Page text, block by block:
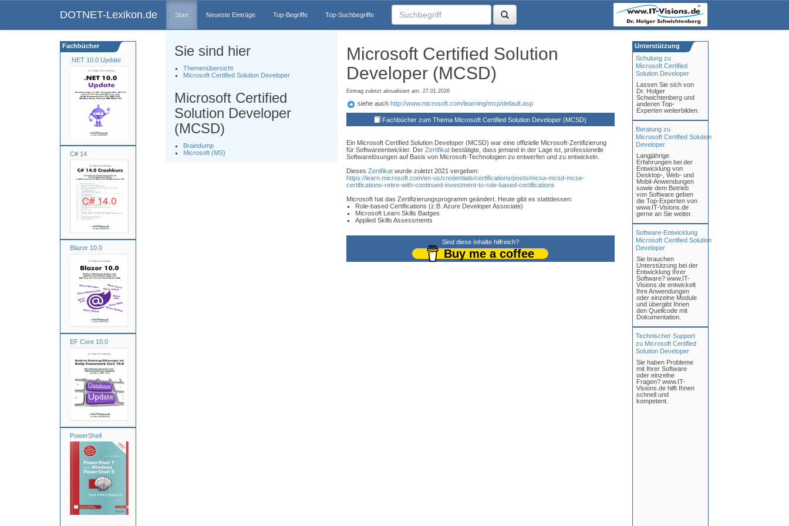
DOTNET-Lexikon.de Start Neueste Einträge Top-Begriffe Top-Suchbegriffe
.NET 10.0 Update
C# 14
Blazor 10.0
EF Core 10.0
PowerShell
Fachbücher Sie sind hier
Themenübersicht
Microsoft Certified Solution Developer
Microsoft Certified
Solution Developer
(MCSD)
Braindump
Microsoft (MS)
Microsoft Certified Solution
Developer (MCSD)
Eintrag zuletzt aktualisiert am: 27.01.2026
siehe auch http://www.microsoft.com/learning/mcp/default.asp
Fachbücher zum Thema Microsoft Certified Solution Developer (MCSD)
Ein Microsoft Certified Solution Developer (MCSD) war eine offizielle Microsoft-Zertifizierung
für Softwareentwickler. Der Zertifikatbestätigte, dass jemand in der Lage ist, professionelle
Softwarelösungen auf Basis von Microsoft-Technologien zu entwerfen und zu entwickeln.
Dieses Zertifikatwurde zuletzt 2021 vergeben:
https://learn.microsoft.com/en-us/credentials/certifications/posts/mcsa-mcsd-mcse-
certifications-retire-with-continued-investment-to-role-based-certifications
Microsoft hat das Zertifizierungsprogramm geändert. Heute gibt es stattdessen:
Role-based Certifications (z.B. Azure Developer Associate)
Microsoft Learn Skills Badges
Applied Skills Assessments
Sind diese Inhalte hilfreich?
Buy me a coffee
Schulung zu
Microsoft Certified
Solution Developer
Lassen Sie sich von
Dr. Holger
Schwichtenberg und
anderen Top-
Experten weiterbilden.
Beratung zu
Microsoft Certified Solution
Developer
Langjährige
Erfahrungen bei der
Entwicklung von
Desktop-, Web- und
Mobil-Anwendungen
sowie dem Betrieb
von Software geben
die Top-Experten von
www.IT-Visions.de
gerne an Sie weiter.
Software-Entwicklung
Microsoft Certified Solution
Developer
Sie brauchen
Unterstützung bei der
Entwicklung Ihrer
Software? www.IT-
Visions.de entwickelt
Ihre Anwendungen
oder einzelne Module
und übergibt Ihnen
den Quellcode mit
Dokumentation.
Technischer Support
zu Microsoft Certified
Solution Developer
Sie haben Probleme
mit Ihrer Software
oder einzelne
Fragen? www.IT-
Visions.de hilft Ihnen
schnell und
kompetent.
Unterstützung